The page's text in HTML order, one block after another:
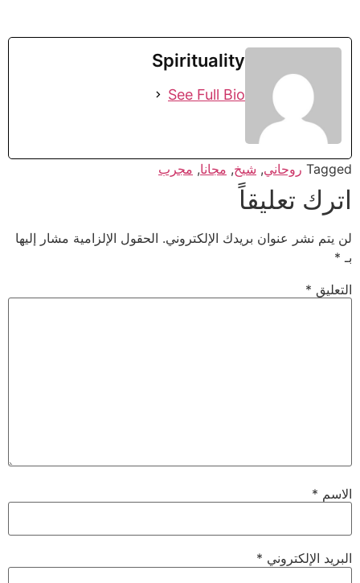
Spirituality
See Full Bio
Tagged روحاني, شيخ, مجانا, مجرب
اترك تعليقاً
لن يتم نشر عنوان بريدك الإلكتروني. الحقول الإلزامية مشار إليها
بـ *
التعليق *
الاسم *
البريد الإلكتروني *